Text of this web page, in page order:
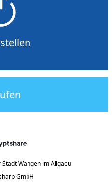
Stadt Wangen im Allgaeu
GmbH